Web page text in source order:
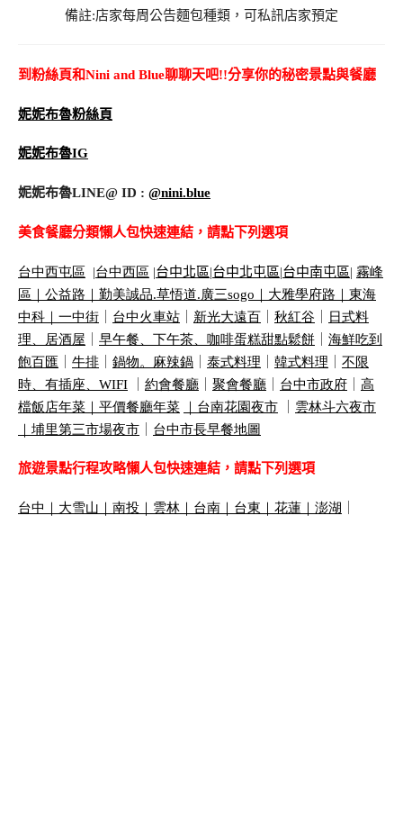
備註:店家每周公告麵包種類，可私訊店家預定
到粉絲頁和Nini and Blue聊聊天吧!!分享你的秘密景點與餐廳
妮妮布魯粉絲頁
妮妮布魯IG
妮妮布魯LINE@ ID : @nini.blue
美食餐廳分類懶人包快速連結，請點下列選項
台中西屯區 |台中西區 |台中北區|台中北屯區|台中南屯區| 霧峰
區｜ 公益路｜ 勤美誠品.草悟道.廣三sogo 大雅學府路｜ 東海
中科｜ 一中街 台中火車站 新光大遠百 秋紅谷
日式料
理、居酒屋
早午餐、下午茶、咖啡蛋糕甜點鬆餅
海鮮吃到
飽百匯
牛排 鍋物。麻辣鍋 泰式料理 韓式料理
不限
時、有插座、 WIFI 約會餐廳 聚會餐廳 台中市政府
高
檔飯店年菜｜ 平價餐廳年菜 台南花園夜市
雲林斗六夜市
埔里第三市場夜市 台中市長早餐地圖
旅遊景點行程攻略懶人包快速連結，請點下列選項
台中 大雪山 南投 雲林 台南 台東 花蓮 澎湖